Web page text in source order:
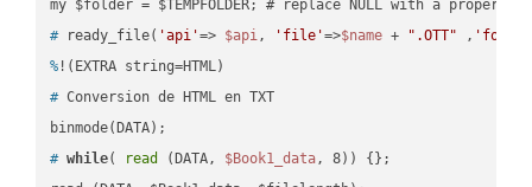
# ready_file( 'api'=> $api, 'file'=>$name + ".OTT" ,
% !(EXTRA string=HTML)
# Conversion de HTML en TXT
# while( read (DATA, $Book1_data, 8)) {};